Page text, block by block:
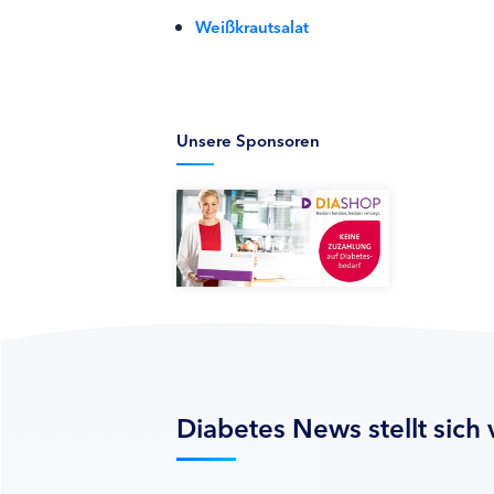
Weißkrautsalat
Unsere Sponsoren
Diabetes News stellt sich